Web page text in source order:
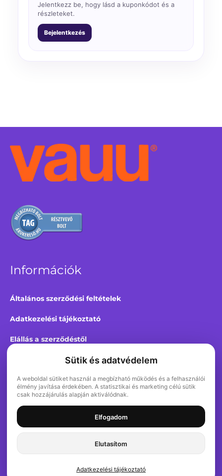
Jelentkezz be, hogy lásd a kuponkódot és a
részleteket.
Bejelentkezés
Információk
Általános szerződési feltételek
Adatkezelési tájékoztató
Elállás a szerződéstől
VAUU hírlevél
Magyarország
Sütik és adatvédelem
A weboldal sütiket használ a megbízható működés és a felhasználói
élmény javítása érdekében. A statisztikai és marketing célú sütik
csak hozzájárulás alapján aktiválódnak.
Elfogadom
Elutasítom
Adatkezelési tájékoztató